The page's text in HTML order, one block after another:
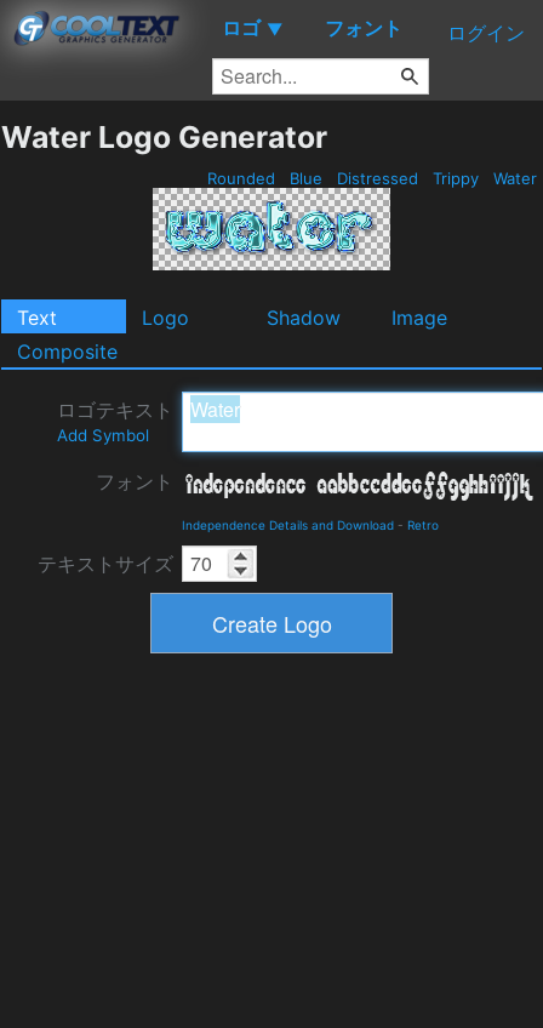
ロゴ ▼ フォント ログイン
Water Logo Generator
Rounded Blue Distressed Trippy Water
Text Logo Shadow
Image
Composite
ロゴテキスト
Add Symbol
フォント
Independence Details and Download - Retro
テキストサイズ